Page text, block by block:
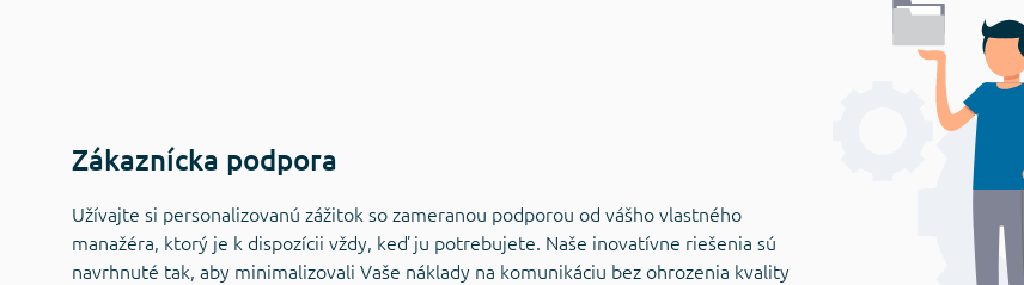
Zákaznícka podpora
Užívajte si personalizovanú zážitok so zameranou podporou od vášho vlastného
manažéra, ktorý je k dispozícii vždy, keď ju potrebujete. Naše inovatívne riešenia sú
navrhnuté tak, aby minimalizovali Vaše náklady na komunikáciu bez ohrozenia kvality